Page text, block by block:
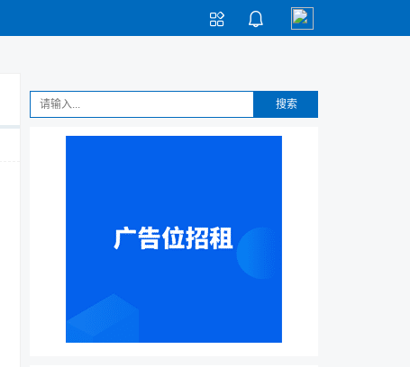


搜索